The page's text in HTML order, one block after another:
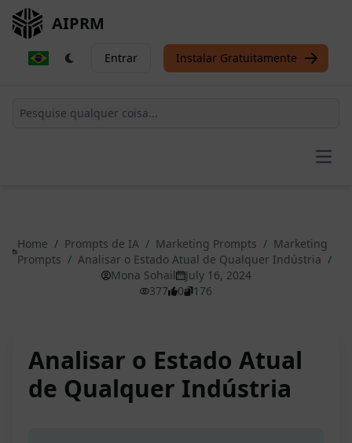
AIPRM
Entrar Instalar Gratuitamente
Home / Prompts de IA / Marketing Prompts / Marketing
Prompts / Analisar o Estado Atual de Qualquer Indústria /
Mona Sohail
July 16, 2024
377
0 176
Analisar o Estado Atual
de Qualquer Indústria